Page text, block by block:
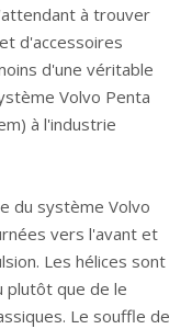
à trouver
d'accessoires
d'une véritable
Volvo Penta
à l'industrie
du système Volvo
vers l'avant et
Les hélices sont
que de le
Le souffle de